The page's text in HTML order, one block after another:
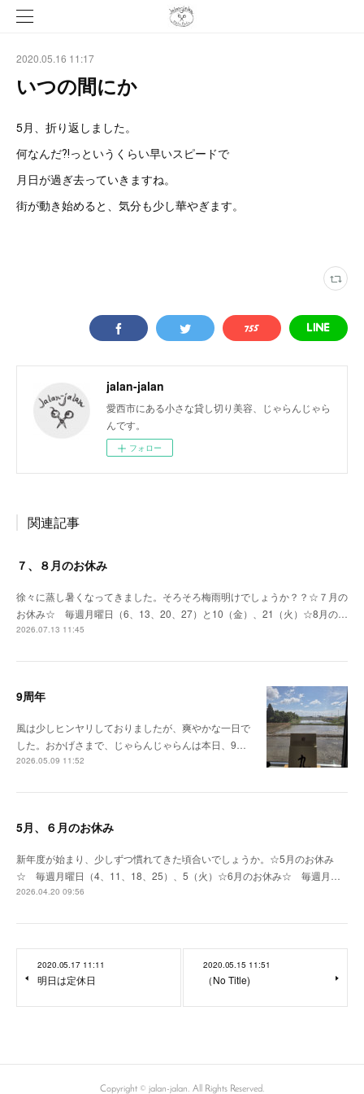
2020.05.16 11:17
いつの間にか
5月、折り返しました。
何なんだ⁈っというくらい早いスピードで
月日が過ぎ去っていきますね。
街が動き始めると、気分も少し華やぎます。
jalan-jalan
愛西市にある小さな貸し切り美容、じゃらんじゃら
んです。
フォロー
関連記事
７、８月のお休み
徐々に蒸し暑くなってきました。そろそろ梅雨明けでしょうか？？☆７月の
お休み☆ 毎週月曜日（6、13、20、27）と10（金）、21（火）☆8月の…
2026.07.13 11:45
9周年
風は少しヒンヤリしておりましたが、爽やかな一日で
した。おかげさまで、じゃらんじゃらんは本日、9…
2026.05.09 11:52
5月、６月のお休み
新年度が始まり、少しずつ慣れてきた頃合いでしょうか。☆5月のお休み
☆ 毎週月曜日（4、11、18、25）、5（火）☆6月のお休み☆ 毎週月…
2026.04.20 09:56
2020.05.17 11:11
明日は定休日
2020.05.15 11:51
（No Title)
Copyright © jalan-jalan. All Rights Reserved.